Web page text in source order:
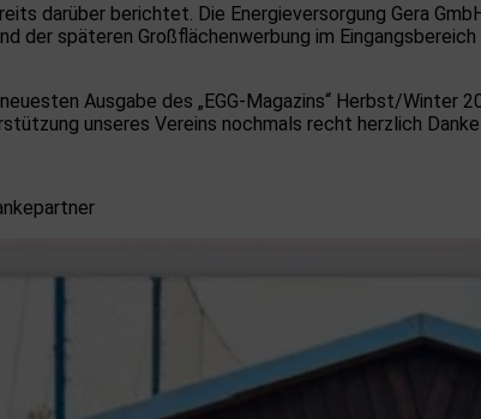
darüber berichtet. Die Energieversorgung Gera
der späteren Großflächenwerbung im
Ausgabe des „EGG-Magazins“ Herbst/
unseres Vereins nochmals recht herzlich Danke